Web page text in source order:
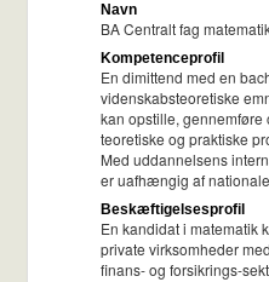
Navn
BA Centralt fag
Kompetenceprofil
En dimittend med en
videnskabsteoretiske
kan opstille,
teoretiske og praktiske
Med uddannelsens
er uafhængig af
Beskæftigelsesprofil
En kandidat i matematik
private virksomheder
finans- og forsikrings-